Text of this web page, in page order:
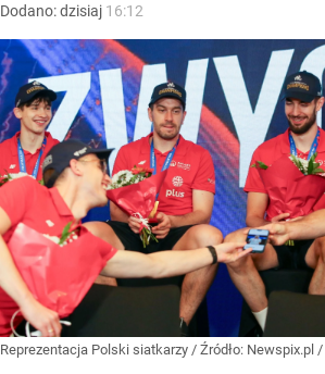
Dodano:dzisiaj 16:12
Reprezentacja Polski siatkarzy / Źródło: Newspix.pl /